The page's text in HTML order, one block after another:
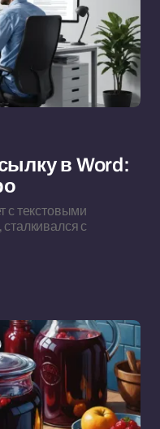
в Word:
с текстовыми
с